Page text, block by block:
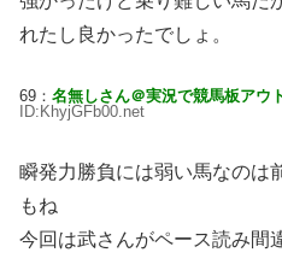
れたし良かったでしょ。
69： 名無しさん＠実況で競馬板アウ
ID:KhyjGFb00.net
瞬発力勝負には弱い馬なのは
もね
今回は武さんがペース読み間